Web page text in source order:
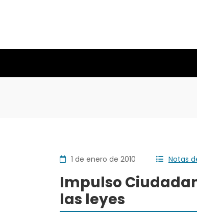
1 de enero de 2010 Notas
Impulso
las leyes